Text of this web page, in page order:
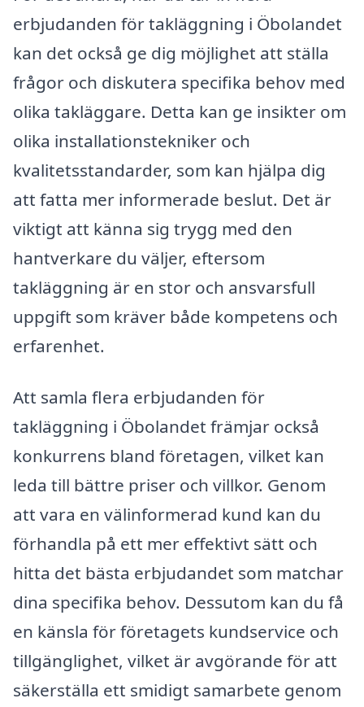
erbjudanden för takläggning i Öbolandet
kan det också ge dig möjlighet att ställa
frågor och diskutera specifika behov med
olika takläggare. Detta kan ge insikter om
olika installationstekniker och
kvalitetsstandarder, som kan hjälpa dig
att fatta mer informerade beslut. Det är
viktigt att känna sig trygg med den
hantverkare du väljer, eftersom
takläggning är en stor och ansvarsfull
uppgift som kräver både kompetens och
erfarenhet.
Att samla flera erbjudanden för
takläggning i Öbolandet främjar också
konkurrens bland företagen, vilket kan
leda till bättre priser och villkor. Genom
att vara en välinformerad kund kan du
förhandla på ett mer effektivt sätt och
hitta det bästa erbjudandet som matchar
dina specifika behov. Dessutom kan du få
en känsla för företagets kundservice och
tillgänglighet, vilket är avgörande för att
säkerställa ett smidigt samarbete genom